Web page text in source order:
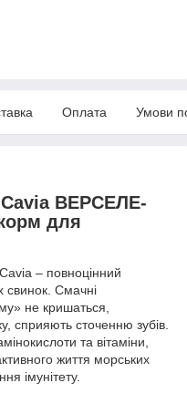
Оплата Умови
Cavia ВЕРСЕЛЕ-
для
– повноцінний
свинок. Смачні
не кришаться,
сприяють сточенню зубів.
та вітаміни,
життя морських
імунітету.